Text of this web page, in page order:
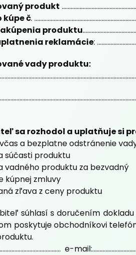
produkt
kúpe č.
produktu
reklamácie:
vady produktu:
sa rozhodol a uplatňuje si
a bezplatne odstránenie
súčasti produktu
vadného produktu za bezvadný
kúpnej zmluvy
zľava z ceny produktu
súhlasí s doručením
poskytuje obchodníkovi
e-